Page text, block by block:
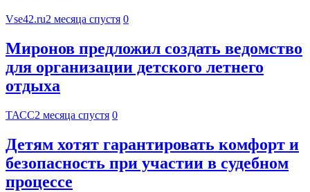
Vse42.ru2 месяца спустя 0
Миронов предложил создать ведомство
для организации детского летнего
отдыха
ТАСС2 месяца спустя 0
Детям хотят гарантировать комфорт и
безопасность при участии в судебном
процессе